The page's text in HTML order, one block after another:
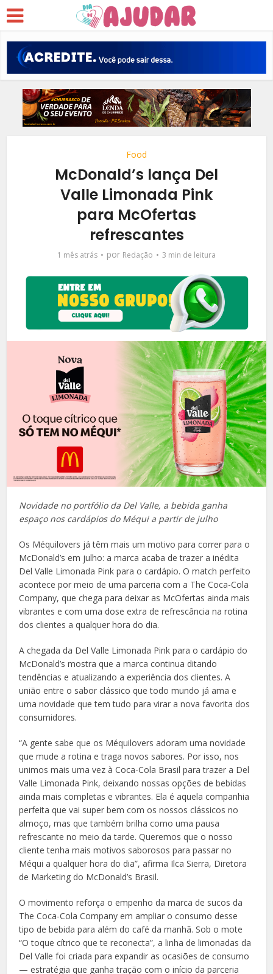
Food
McDonald’s lança Del
Valle Limonada Pink
para McOfertas
refrescantes
1 mês atrás por Redação 3 min de leitura
Novidade no portfólio da Del Valle, a bebida ganha
espaço nos cardápios do Méqui a partir de julho
Os Méquilovers já têm mais um motivo para correr para o
McDonald’s em julho: a marca acaba de trazer a inédita
Del Valle Limonada Pink para o cardápio. O match perfeito
acontece por meio de uma parceria com a The Coca-Cola
Company, que chega para deixar as McOfertas ainda mais
vibrantes e com uma dose extra de refrescância na rotina
dos clientes a qualquer hora do dia.
A chegada da Del Valle Limonada Pink para o cardápio do
McDonald’s mostra que a marca continua ditando
tendências e atualizando a experiência dos clientes. A
união entre o sabor clássico que todo mundo já ama e
uma novidade que tem tudo para virar a nova favorita dos
consumidores.
“A gente sabe que os Méquilovers adoram uma novidade
que mude a rotina e traga novos sabores. Por isso, nos
unimos mais uma vez à Coca-Cola Brasil para trazer a Del
Valle Limonada Pink, deixando nossas opções de bebidas
ainda mais completas e vibrantes. Ela é aquela companhia
perfeita que vai super bem com os nossos clássicos no
almoço, mas que também brilha como uma pausa
refrescante no meio da tarde. Queremos que o nosso
cliente tenha mais motivos saborosos para passar no
Méqui a qualquer hora do dia”, afirma Ilca Sierra, Diretora
de Marketing do McDonald’s Brasil.
O movimento reforça o empenho da marca de sucos da
The Coca-Cola Company em ampliar o consumo desse
tipo de bebida para além do café da manhã. Sob o mote
“O toque cítrico que te reconecta”, a linha de limonadas da
Del Valle foi criada para expandir as ocasiões de consumo
— estratégia que ganha tração com o início da parceria